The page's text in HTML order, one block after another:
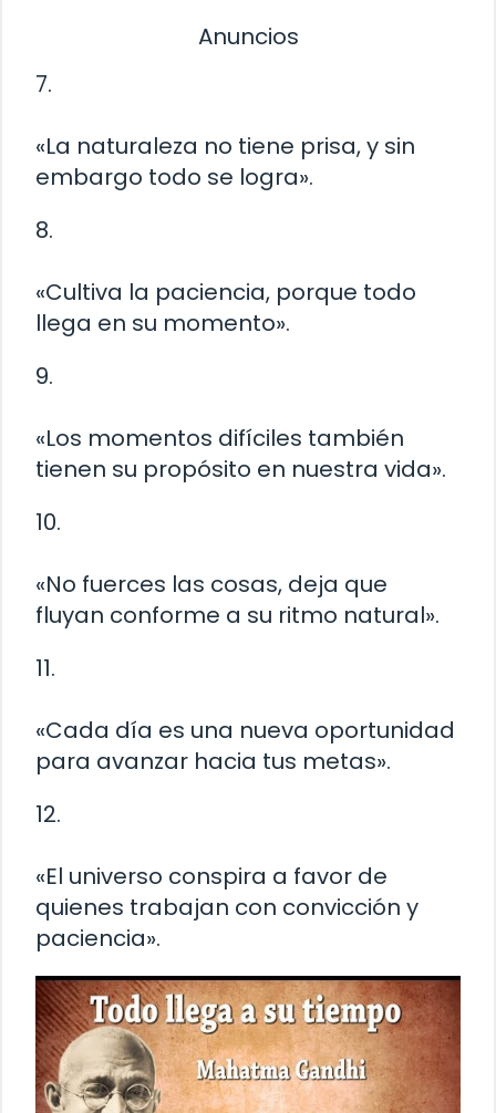
Anuncios
7.
«La naturaleza no tiene prisa, y sin
embargo todo se logra».
8.
«Cultiva la paciencia, porque todo
llega en su momento».
9.
«Los momentos difíciles también
tienen su propósito en nuestra vida».
10.
«No fuerces las cosas, deja que
fluyan conforme a su ritmo natural».
11.
«Cada día es una nueva oportunidad
para avanzar hacia tus metas».
12.
«El universo conspira a favor de
quienes trabajan con convicción y
paciencia».